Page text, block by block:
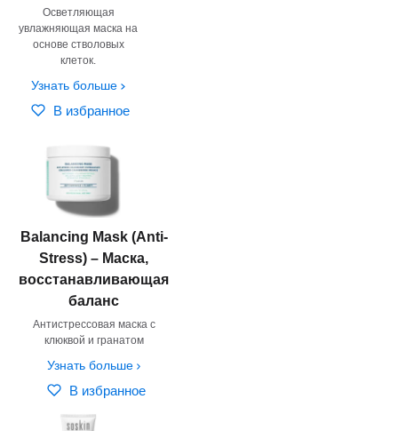
Осветляющая
увлажняющая маска на
основе стволовых
клеток.
Узнать больше
В избранное
Balancing Mask (Anti-
Stress) – Маска,
восстанавливающая
баланс
Антистрессовая маска с
клюквой и гранатом
Узнать больше
В избранное